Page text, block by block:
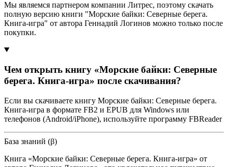
Мы являемся партнером компании Литрес, поэтому скачать
полную версию книги "Морские байки: Северные берега.
Книга-игра" от автора Геннадий Логинов можно только после
покупки.
Чем открыть книгу «Морские байки: Северные
берега. Книга-игра» после скачивания?
Если вы скачиваете книгу Морские байки: Северные берега.
Книга-игра в формате FB2 и EPUB для Windows или
телефонов (Android/iPhone), используйте программу FBReader
База знаний (β)
Книга «Морские байки: Северные берега. Книга-игра» от